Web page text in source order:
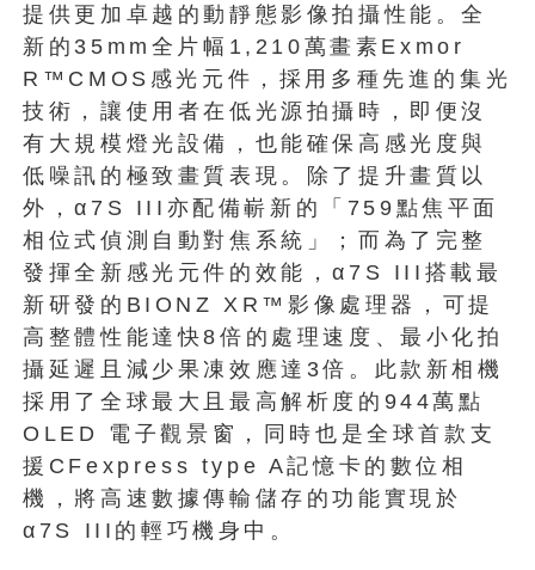
提供更加卓越的動靜態影像拍攝性能。全
新的35mm全片幅1,210萬畫素Exmor
R™CMOS感光元件，採用多種先進的集光
技術，讓使用者在低光源拍攝時，即便沒
有大規模燈光設備，也能確保高感光度與
低噪訊的極致畫質表現。除了提升畫質以
外，α7S III亦配備嶄新的「759點焦平面
相位式偵測自動對焦系統」；而為了完整
發揮全新感光元件的效能，α7S III搭載最
新研發的BIONZ XR™影像處理器，可提
高整體性能達快8倍的處理速度、最小化拍
攝延遲且減少果凍效應達3倍。此款新相機
採用了全球最大且最高解析度的944萬點
OLED 電子觀景窗，同時也是全球首款支
援CFexpress type A記憶卡的數位相
機，將高速數據傳輸儲存的功能實現於
α7S III的輕巧機身中。